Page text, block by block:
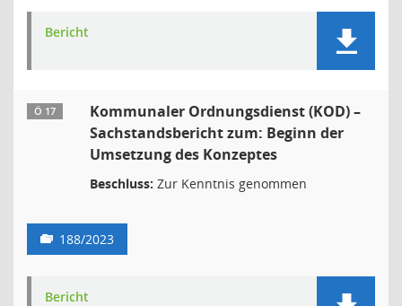
Bericht
Ö 17
Kommunaler Ordnungsdienst (KOD) –
Sachstandsbericht zum: Beginn der
Umsetzung des Konzeptes
Beschluss: Zur Kenntnis genommen
188/2023
Bericht